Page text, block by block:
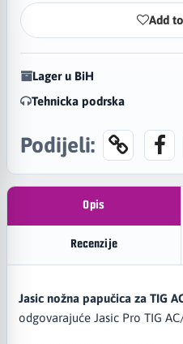
Add
Lager u BiH
Tehnicka podrska
Podijeli:
Opis
Recenzije
Jasic nožna papučica za TIG
odgovarajuće Jasic Pro TIG